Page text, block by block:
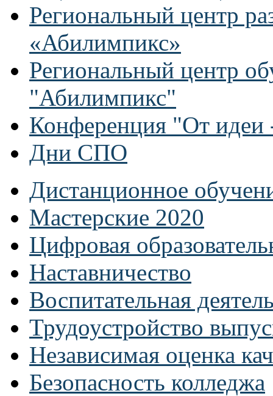
Региональный центр
«Абилимпикс»
Региональный центр
"Абилимпикс"
Конференция "От идеи
Дни СПО
Дистанционное
Мастерские 2020
Цифровая
Наставничество
Воспитательная
Трудоустройство
Независимая оценка
Безопасность колледжа